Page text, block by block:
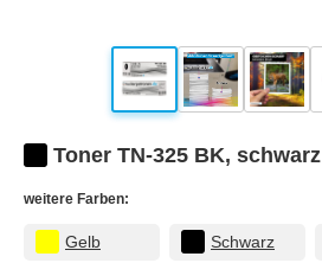
Toner TN-325 BK, schwarz
weitere Farben:
Gelb Schwarz